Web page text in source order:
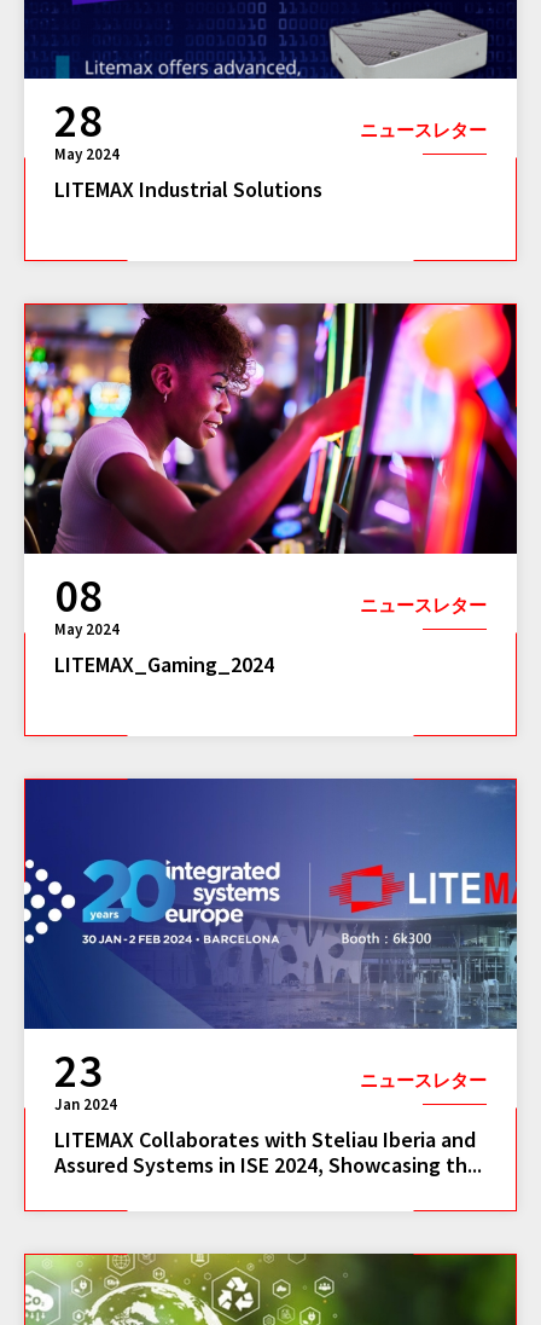
28
May 2024
ニュースレター
LITEMAX Industrial Solutions
08
May 2024
ニュースレター
LITEMAX_Gaming_2024
23
Jan 2024
ニュースレター
LITEMAX Collaborates with Steliau Iberia and
Assured Systems in ISE 2024, Showcasing th...